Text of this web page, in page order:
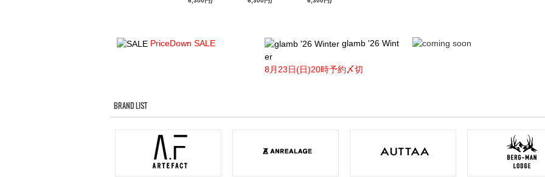
PriceDown SALE
glamb '26 Wint
er
8月23日(日)20時予約〆切
BRAND LIST